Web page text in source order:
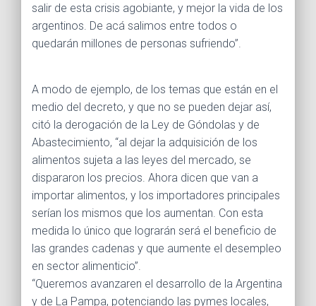
salir de esta crisis agobiante, y mejor la vida de los
argentinos. De acá salimos entre todos o
quedarán millones de personas sufriendo”.
A modo de ejemplo, de los temas que están en el
medio del decreto, y que no se pueden dejar así,
citó la derogación de la Ley de Góndolas y de
Abastecimiento, “al dejar la adquisición de los
alimentos sujeta a las leyes del mercado, se
dispararon los precios. Ahora dicen que van a
importar alimentos, y los importadores principales
serían los mismos que los aumentan. Con esta
medida lo único que lograrán será el beneficio de
las grandes cadenas y que aumente el desempleo
en sector alimenticio”.
“Queremos avanzaren el desarrollo de la Argentina
y de La Pampa, potenciando las pymes locales,